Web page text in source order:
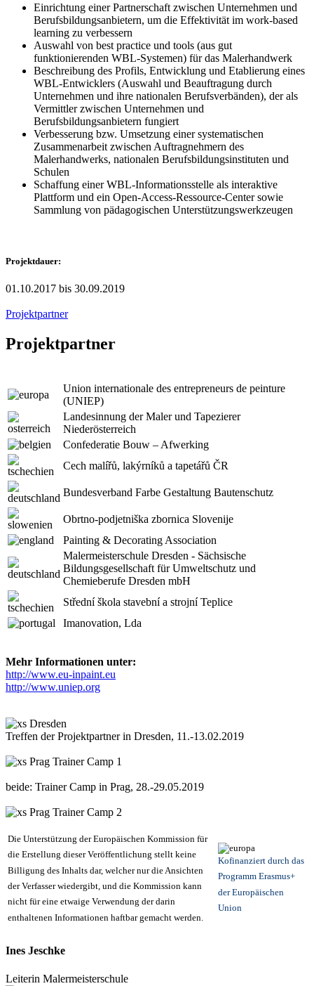
Einrichtung einer Partnerschaft zwischen Unternehmen und
Berufsbildungsanbietern, um die Effektivität im work-based
learning zu verbessern
Auswahl von best practice und tools (aus gut
funktionierenden WBL-Systemen) für das Malerhandwerk
Beschreibung des Profils, Entwicklung und Etablierung eines
WBL-Entwicklers (Auswahl und Beauftragung durch
Unternehmen und ihre nationalen Berufsverbänden), der als
Vermittler zwischen Unternehmen und
Berufsbildungsanbietern fungiert
Verbesserung bzw. Umsetzung einer systematischen
Zusammenarbeit zwischen Auftragnehmern des
Malerhandwerks, nationalen Berufsbildungsinstituten und
Schulen
Schaffung einer WBL-Informationsstelle als interaktive
Plattform und ein Open-Access-Ressource-Center sowie
Sammlung von pädagogischen Unterstützungswerkzeugen
Projektdauer:
01.10.2017 bis 30.09.2019
Projektpartner
Projektpartner
Union internationale des entrepreneurs de peinture
(UNIEP)
Landesinnung der Maler und Tapezierer
Niederösterreich
Confederatie Bouw – Afwerking
Cech malířů, lakýrníků a tapetářů ČR
Bundesverband Farbe Gestaltung Bautenschutz
Obrtno-podjetniška zbornica Slovenije
Painting & Decorating Association
Malermeisterschule Dresden - Sächsische
Bildungsgesellschaft für Umweltschutz und
Chemieberufe Dresden mbH
Střední škola stavební a strojní Teplice
Imanovation, Lda
Mehr Informationen unter:
http://www.eu-inpaint.eu
http://www.uniep.org
Treffen der Projektpartner in Dresden, 11.-13.02.2019
beide: Trainer Camp in Prag, 28.-29.05.2019
Die Unterstützung der Europäischen Kommission für
die Erstellung dieser Veröffentlichung stellt keine
Billigung des Inhalts dar, welcher nur die Ansichten
der Verfasser wiedergibt, und die Kommission kann
nicht für eine etwaige Verwendung der darin
enthaltenen Informationen haftbar gemacht werden.
Kofinanziert durch das
Programm Erasmus+
der Europäischen
Union
Ines Jeschke
Leiterin Malermeisterschule